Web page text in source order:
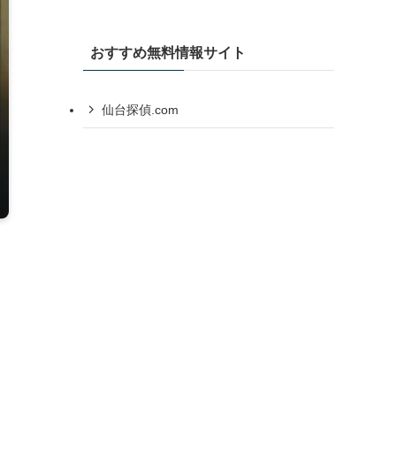
おすすめ無料情報サイト
仙台探偵.com